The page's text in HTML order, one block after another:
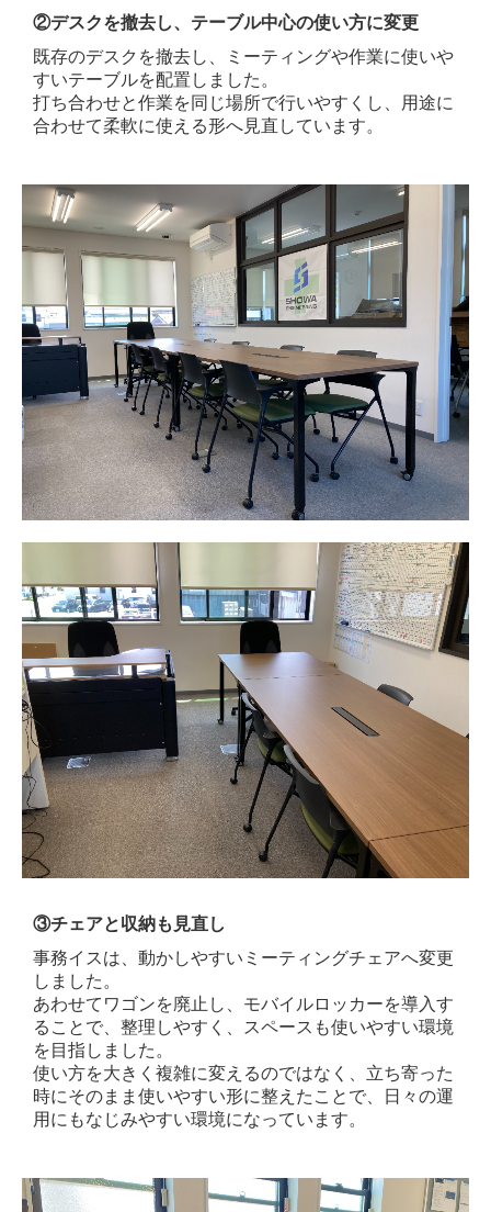
②デスクを撤去し、テーブル中心の使い方に変更
既存のデスクを撤去し、ミーティングや作業に使いや
すいテーブルを配置しました。
打ち合わせと作業を同じ場所で行いやすくし、用途に
合わせて柔軟に使える形へ見直しています。
③チェアと収納も見直し
事務イスは、動かしやすいミーティングチェアへ変更
しました。
あわせてワゴンを廃止し、モバイルロッカーを導入す
ることで、整理しやすく、スペースも使いやすい環境
を目指しました。
使い方を大きく複雑に変えるのではなく、立ち寄った
時にそのまま使いやすい形に整えたことで、日々の運
用にもなじみやすい環境になっています。